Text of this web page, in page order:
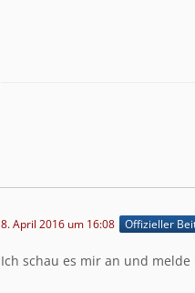
8. April 2016 um 16:08 Offizieller
Ich schau es mir an und